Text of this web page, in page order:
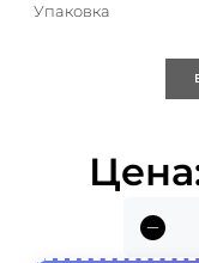
Упаковка